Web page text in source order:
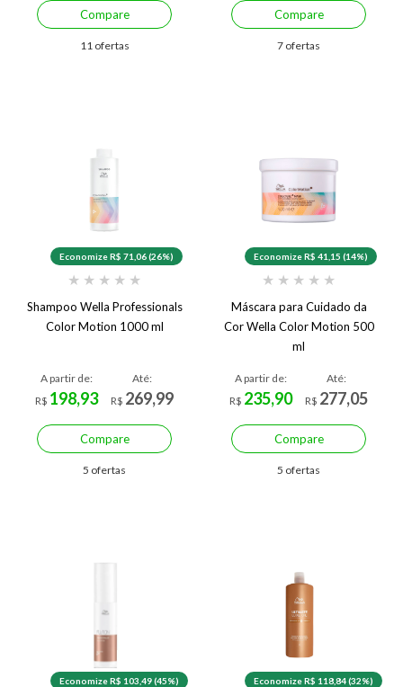
Compare
11 ofertas
Compare
7 ofertas
Economize R$ 71,06 (26%)
★ ★ ★ ★ ★
Shampoo Wella Professionals
Color Motion 1000 ml
A partir de:
R$ 198,93
Até:
R$ 269,99
Compare
5 ofertas
Economize R$ 41,15 (14%)
★ ★ ★ ★ ★
Máscara para Cuidado da
Cor Wella Color Motion 500
ml
A partir de:
R$ 235,90
Até:
R$ 277,05
Compare
5 ofertas
Economize R$ 103,49 (45%) Economize R$ 118,84 (32%)